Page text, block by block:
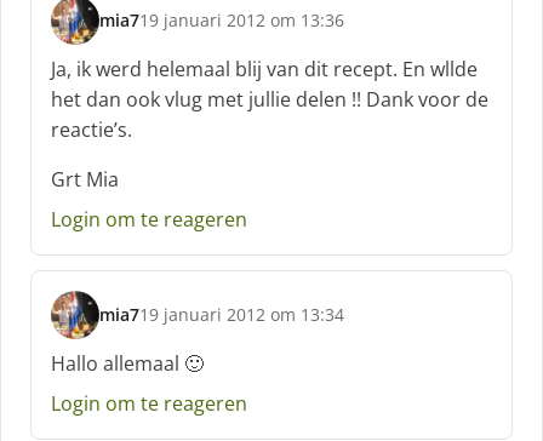
:
mia7
s
c
h
r
e
f
:
19 januari 2012 om 13:36
Ja, ik werd helemaal blij van dit recept. En wllde
het dan ook vlug met jullie delen !! Dank voor de
reactie’s.
Grt Mia
Login om te reageren
mia7
s
c
h
r
19 januari 2012 om 13:34
Hallo allemaal 🙂
Login om te reageren